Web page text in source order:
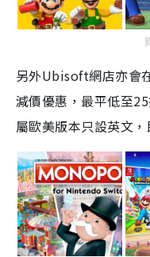
另外Ubisoft網店亦會
減價優惠，最平低至25
屬歐美版本只設英文，